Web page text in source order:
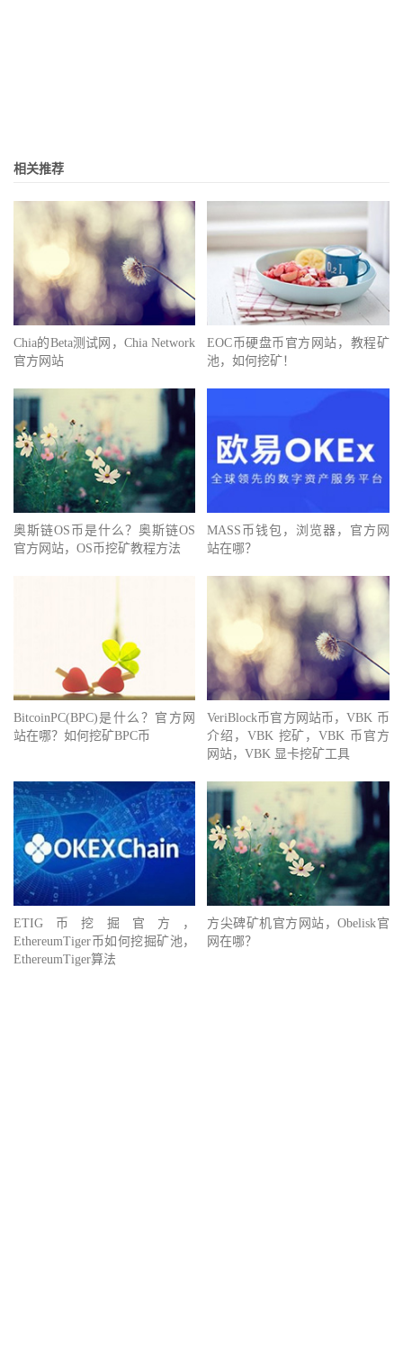
相关推荐
Chia的Beta测试网，Chia Network
官方网站
EOC币硬盘币官方网站，教程矿
池，如何挖矿！
奥斯链OS币是什么？奥斯链OS
官方网站，OS币挖矿教程方法
MASS币钱包，浏览器，官方网
站在哪？
BitcoinPC(BPC)是什么？官方网
站在哪？如何挖矿BPC币
VeriBlock币官方网站 币，VBK 币
介绍，VBK 挖矿，VBK 币官方
网站，VBK 显卡挖矿工具
ETIG币挖掘官方，
EthereumTiger币如何挖掘矿池，
EthereumTiger算法
方尖碑矿机官方网站，Obelisk官
网在哪？